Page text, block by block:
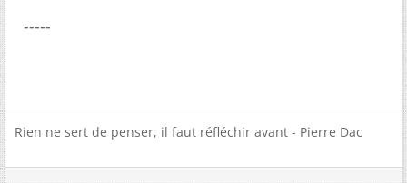
-----
Rien ne sert de penser, il faut réfléchir avant - Pierre Dac